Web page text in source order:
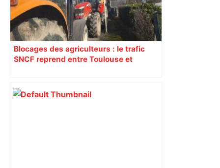
Blocages des agriculteurs : le trafic
SNCF reprend entre Toulouse et